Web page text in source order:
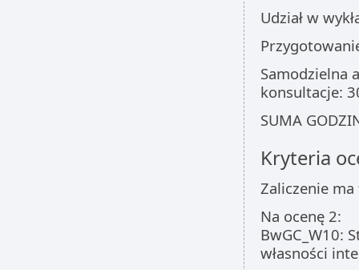
Udział w
Samodzielna
konsultacje:
SUMA
Kryteria
Zaliczenie
Na ocenę 2:
BwGC_W10:
własności